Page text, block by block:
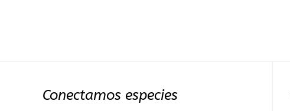
Conectamos especies